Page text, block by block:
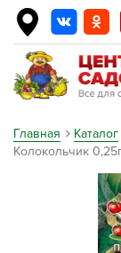
Главная Каталог
Колокольчик